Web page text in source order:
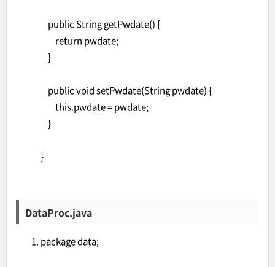
public String getPwdate() {
return pwdate;
}
public void setPwdate(String pwdate) {
this.pwdate = pwdate;
}
}
DataProc.java
package data;